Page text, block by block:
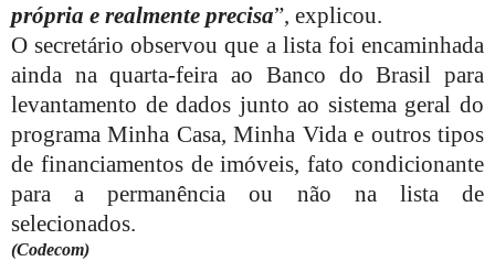
própria e realmente precisa”, explicou.
O secretário observou que a lista foi encaminhada
ainda na quarta-feira ao Banco do Brasil para
levantamento de dados junto ao sistema geral do
programa Minha Casa, Minha Vida e outros tipos
de financiamentos de imóveis, fato condicionante
para a permanência ou não na lista de
selecionados.
(Codecom)